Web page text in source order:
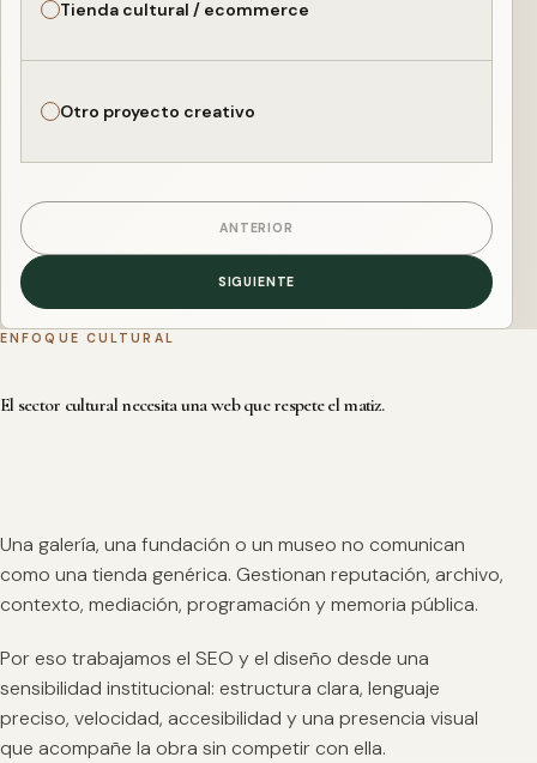
Tienda cultural / ecommerce
Otro proyecto creativo
ANTERIOR
SIGUIENTE
ENFOQUE CULTURAL
El sector cultural necesita una web que respete el matiz.
Una galería, una fundación o un museo no comunican
como una tienda genérica. Gestionan reputación, archivo,
contexto, mediación, programación y memoria pública.
Por eso trabajamos el SEO y el diseño desde una
sensibilidad institucional: estructura clara, lenguaje
preciso, velocidad, accesibilidad y una presencia visual
que acompañe la obra sin competir con ella.